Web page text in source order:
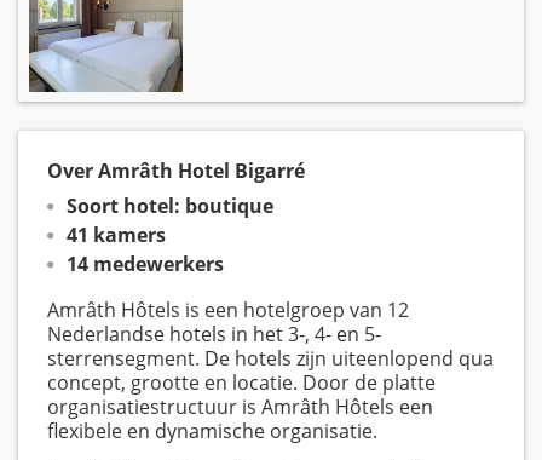
Over Amrâth Hotel Bigarré
Soort hotel: boutique
41 kamers
14 medewerkers
Amrâth Hôtels is een hotelgroep van 12
Nederlandse hotels in het 3-, 4- en 5-
sterrensegment. De hotels zijn uiteenlopend qua
concept, grootte en locatie. Door de platte
organisatiestructuur is Amrâth Hôtels een
flexibele en dynamische organisatie.